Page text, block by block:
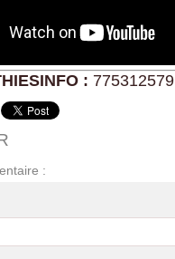
: 775312579
: